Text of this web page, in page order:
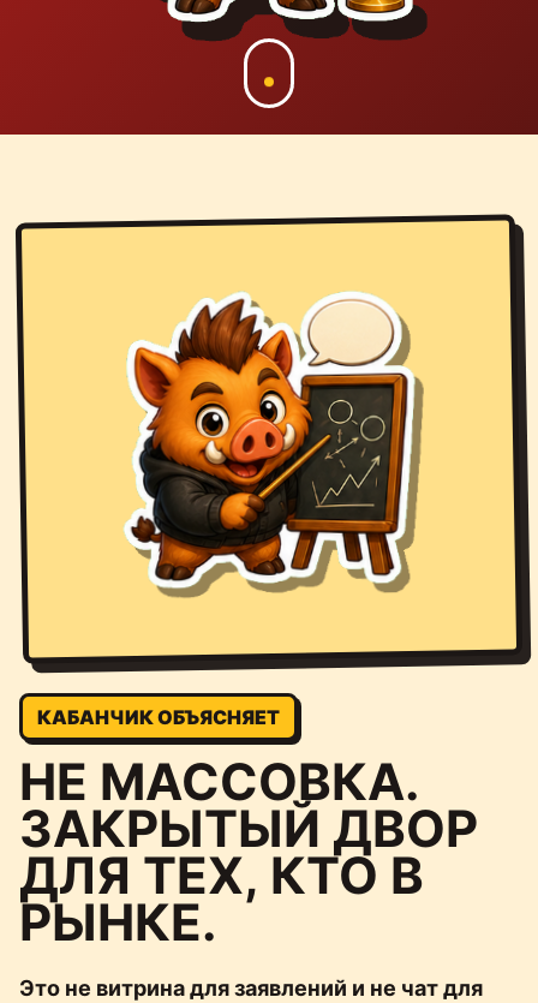
КАБАНЧИК ОБЪЯСНЯЕТ
НЕ МАССОВКА.
ЗАКРЫТЫЙ ДВОР
ДЛЯ ТЕХ, КТО В
РЫНКЕ.
Это не витрина для заявлений и не чат для